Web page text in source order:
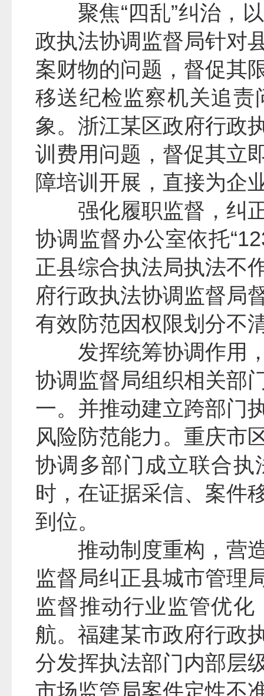
聚焦“四乱”纠治，
政执法协调监督局针对
案财物的问题，督促其
移送纪检监察机关追
象。浙江某区政府行政
训费用问题，督促其立
障培训开展，直接为企
强化履职监督，纠
协调监督办公室依托
正县综合执法局执法不
府行政执法协调监督局
有效防范因权限划分不
发挥统筹协调作用
协调监督局组织相关部
一。并推动建立跨部门
风险防范能力。重庆市
协调多部门成立联合
时，在证据采信、案件
到位。
推动制度重构，营
监督局纠正县城市管理
监督推动行业监管优
航。福建某市政府行政
分发挥执法部门内部层
市场监管局案件定性不